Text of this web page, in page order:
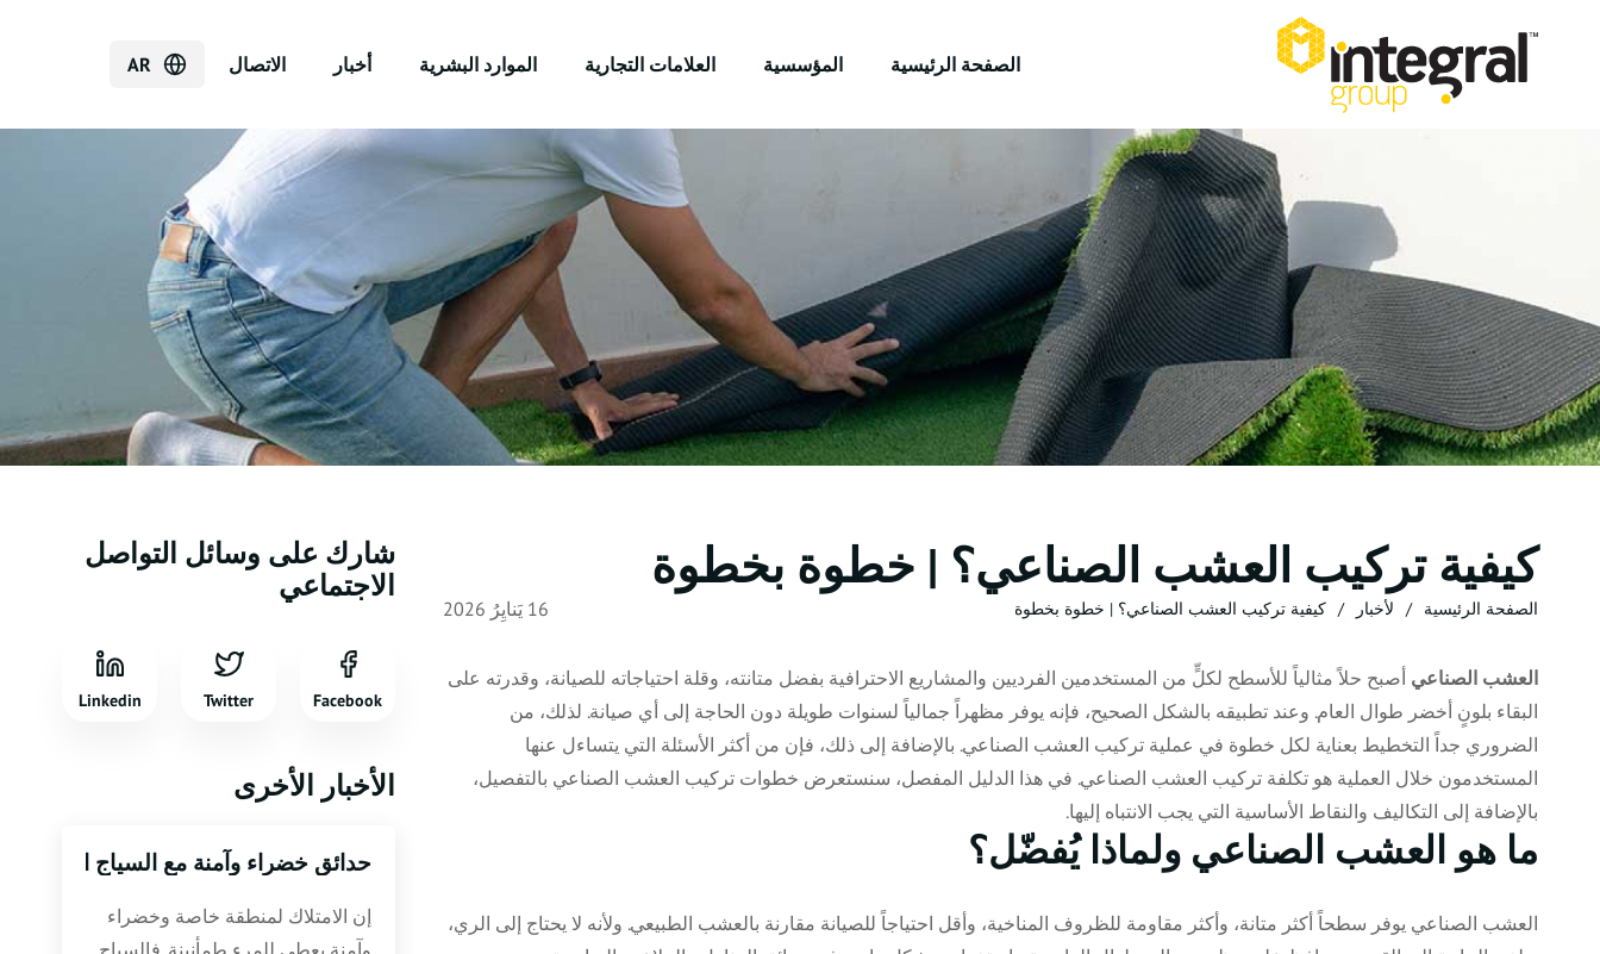
الصفحة الرئيسية المؤسسية العلامات التجارية الموارد البشرية أخبار الاتصال AR
كيفية تركيب العشب الصناعي؟ | خطوة بخطوة
الصفحة الرئيسية لأخبار كيفية تركيب العشب الصناعي؟ | خطوة بخطوة 16 يَنايِرُ 2026
العشب الصناعي أصبح حلاً مثالياً للأسطح لكلٍّ من المستخدمين الفرديين والمشاريع الاحترافية بفضل متانته، وقلة احتياجاته للصيانة، وقدرته على
البقاء بلونٍ أخضر طوال العام. وعند تطبيقه بالشكل الصحيح، فإنه يوفر مظهراً جمالياً لسنوات طويلة دون الحاجة إلى أي صيانة. لذلك، من
الضروري جداً التخطيط بعناية لكل خطوة في عملية تركيب العشب الصناعي. بالإضافة إلى ذلك، فإن من أكثر الأسئلة التي يتساءل عنها
المستخدمون خلال العملية هو تكلفة تركيب العشب الصناعي. في هذا الدليل المفصل، سنستعرض خطوات تركيب العشب الصناعي بالتفصيل،
بالإضافة إلى التكاليف والنقاط الأساسية التي يجب الانتباه إليها.
ما هو العشب الصناعي ولماذا يُفضّل؟
العشب الصناعي يوفر سطحاً أكثر متانة، وأكثر مقاومة للظروف المناخية، وأقل احتياجاً للصيانة مقارنة بالعشب الطبيعي. ولأنه لا يحتاج إلى الري،
شارك على وسائل التواصل
الاجتماعي
Facebook
Twitter
Linkedin
الأخبار الأخرى
حدائق خضراء وآمنة مع السياج العشبي
إن الامتلاك لمنطقة خاصة وخضراء
وآمنة يعطي للمرء طمأنينة. فالسياج